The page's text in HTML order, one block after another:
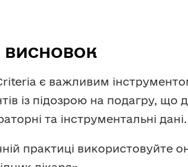
ВИСНОВОК
є важливим
із підозрою на подагру, що
та інструментальні дані.
практиці використовуйте